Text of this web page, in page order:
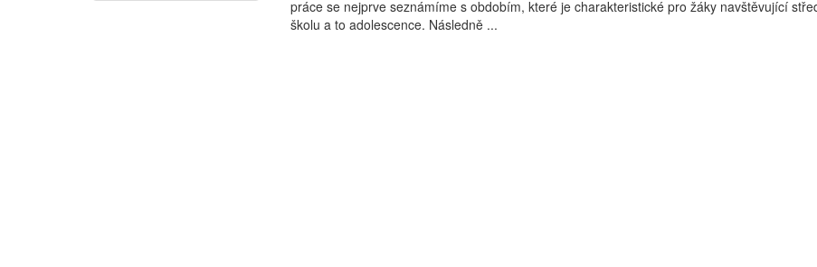
práce se nejprve seznámíme s obdobím, které je charakteristické pro žáky navštěvující
školu a to adolescence. Následně ...